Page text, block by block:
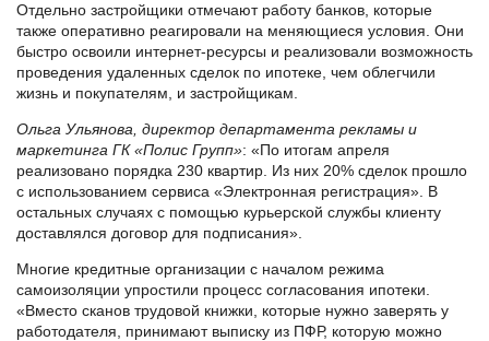
Отдельно застройщики отмечают работу банков, которые
также оперативно реагировали на меняющиеся условия. Они
быстро освоили интернет-ресурсы и реализовали возможность
проведения удаленных сделок по ипотеке, чем облегчили
жизнь и покупателям, и застройщикам.
Ольга Ульянова, директор департамента рекламы и
маркетинга ГК «Полис Групп»: «По итогам апреля
реализовано порядка 230 квартир. Из них 20% сделок прошло
с использованием сервиса «Электронная регистрация». В
остальных случаях с помощью курьерской службы клиенту
доставлялся договор для подписания».
Многие кредитные организации с началом режима
самоизоляции упростили процесс согласования ипотеки.
«Вместо сканов трудовой книжки, которые нужно заверять у
работодателя, принимают выписку из ПФР, которую можно